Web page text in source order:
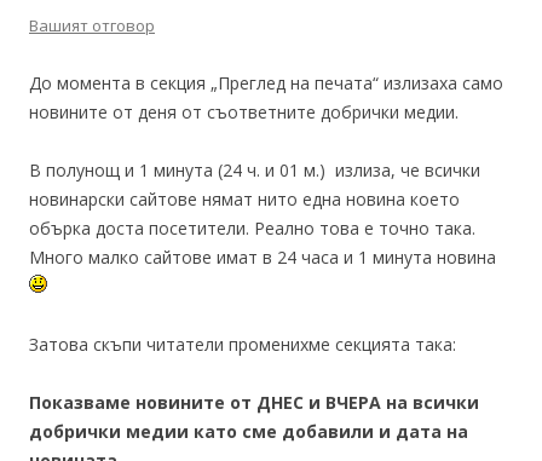
Вашият отговор
До момента в секция „Преглед на печата“ излизаха само
новините от деня от съответните добрички медии.
В полунощ и 1 минута (24 ч. и 01 м.) излиза, че всички
новинарски сайтове нямат нито една новина което
обърка доста посетители. Реално това е точно така.
Много малко сайтове имат в 24 часа и 1 минута новина
Затова скъпи читатели променихме секцията така:
Показваме новините от ДНЕС и ВЧЕРА на всички
добрички медии като сме добавили и дата на